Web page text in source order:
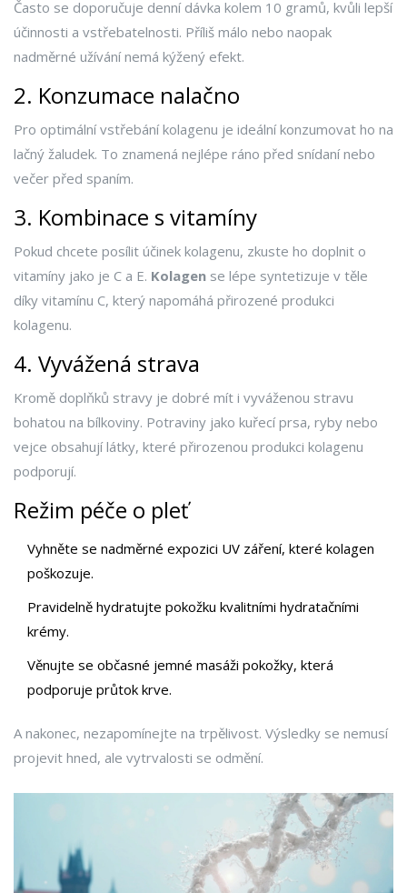
Často se doporučuje denní dávka kolem 10 gramů, kvůli lepší
účinnosti a vstřebatelnosti. Příliš málo nebo naopak
nadměrné užívání nemá kýžený efekt.
2. Konzumace nalačno
Pro optimální vstřebání kolagenu je ideální konzumovat ho na
lačný žaludek. To znamená nejlépe ráno před snídaní nebo
večer před spaním.
3. Kombinace s vitamíny
Pokud chcete posílit účinek kolagenu, zkuste ho doplnit o
vitamíny jako je C a E. Kolagen se lépe syntetizuje v těle
díky vitamínu C, který napomáhá přirozené produkci
kolagenu.
4. Vyvážená strava
Kromě doplňků stravy je dobré mít i vyváženou stravu
bohatou na bílkoviny. Potraviny jako kuřecí prsa, ryby nebo
vejce obsahují látky, které přirozenou produkci kolagenu
podporují.
Režim péče o pleť
Vyhněte se nadměrné expozici UV záření, které kolagen
poškozuje.
Pravidelně hydratujte pokožku kvalitními hydratačními
krémy.
Věnujte se občasné jemné masáži pokožky, která
podporuje průtok krve.
A nakonec, nezapomínejte na trpělivost. Výsledky se nemusí
projevit hned, ale vytrvalosti se odmění.